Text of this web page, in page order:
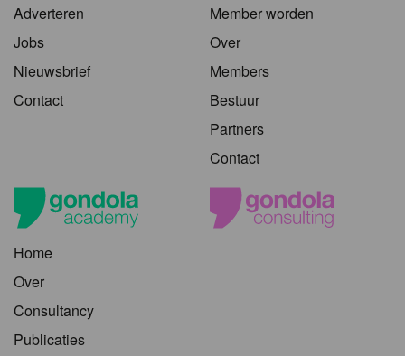
Adverteren
Jobs
Nieuwsbrief
Contact
Member worden
Over
Members
Bestuur
Partners
Contact
Home
Over
Consultancy
Publicaties